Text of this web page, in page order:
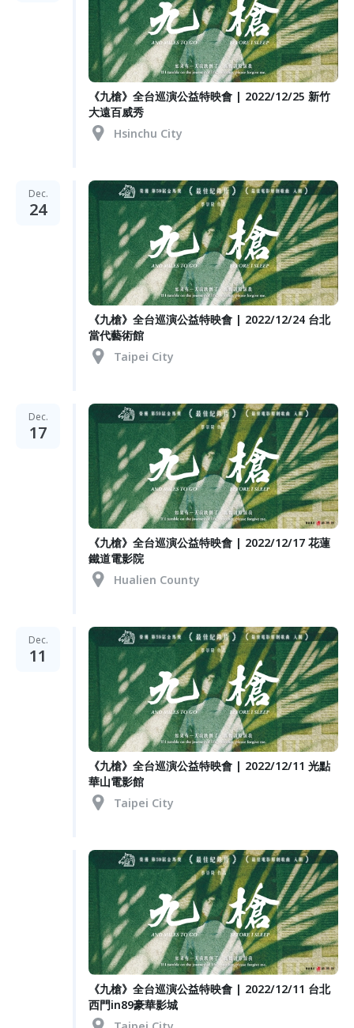
《九槍》全台巡演公益特映會 | 2022/12/25 新竹
大遠百威秀
Hsinchu City
Dec.
24
《九槍》全台巡演公益特映會 | 2022/12/24 台北
當代藝術館
Taipei City
Dec.
17
《九槍》全台巡演公益特映會 | 2022/12/17 花蓮
鐵道電影院
Hualien County
Dec.
11
《九槍》全台巡演公益特映會 | 2022/12/11 光點
華山電影館
Taipei City
《九槍》全台巡演公益特映會 | 2022/12/11 台北
西門in89豪華影城